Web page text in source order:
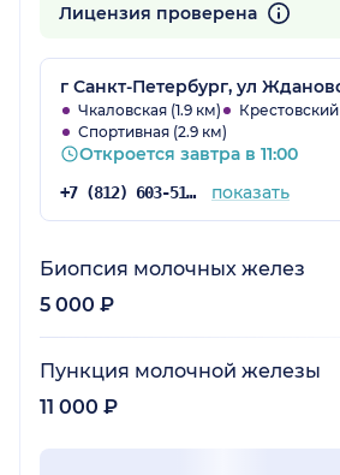
Лицензия проверена
г Санкт-Петербург, ул
Чкаловская (1.9 км)
Спортивная (2.9 км)
Откроется завтра в 11:00
+7 (812) 603-51-37 показать
Биопсия молочных желез
5 000 ₽
Пункция молочной железы
11 000 ₽